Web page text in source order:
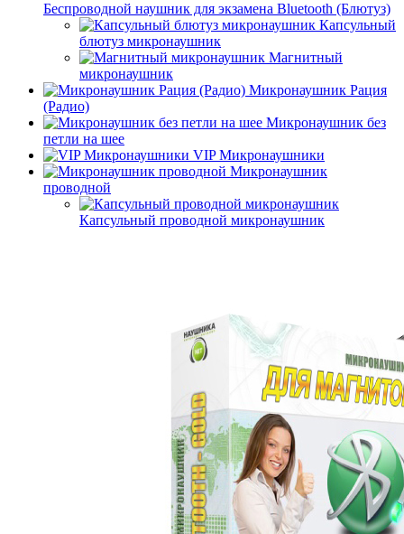
Беспроводной наушник для экзамена Bluetooth (Блютуз)
Капсульный
блютуз микронаушник
Магнитный
микронаушник
Микронаушник Рация
(Радио)
Микронаушник без
петли на шее
VIP Микронаушники
Микронаушник
проводной
Капсульный проводной микронаушник